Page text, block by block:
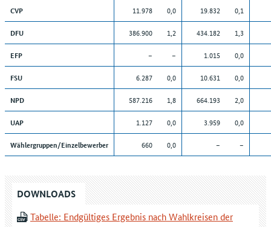
CVP 11.978 0,0 19.832 0,1
DFU 386.900 1,2 434.182 1,3
EFP – – 1.015 0,0
FSU 6.287 0,0 10.631 0,0
NPD 587.216 1,8 664.193 2,0
UAP 1.127 0,0 3.959 0,0
Wählergruppen/Einzelbewerber 660 0,0 – –
DOWNLOADS
Tabelle: Endgültiges Ergebnis nach Wahlkreisen der